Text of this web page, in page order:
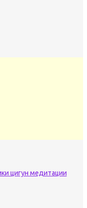
цигун медитации